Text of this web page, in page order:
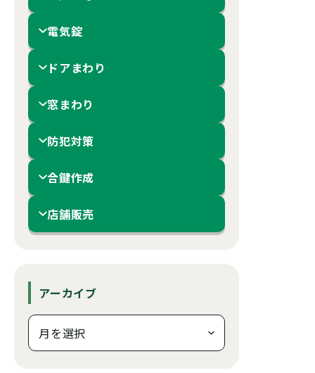
電気錠
ドアまわり
窓まわり
防犯対策
合鍵作成
店舗販売
アーカイブ